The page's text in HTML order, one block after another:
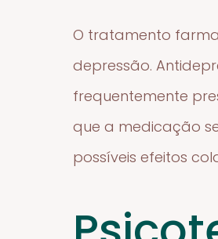
O tratamento
depressão.
frequentemente
que a medicação
possíveis efeitos